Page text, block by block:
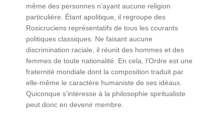
même des personnes n’ayant aucune religion
particulière. Étant apolitique, il regroupe des
Rosicruciens représentatifs de tous les courants
politiques classiques. Ne faisant aucune
discrimination raciale, il réunit des hommes et des
femmes de toute nationalité. En cela, l’Ordre est une
fraternité mondiale dont la composition traduit par
elle-même le caractère humaniste de ses idéaux.
Quiconque s’intéresse à la philosophie spiritualiste
peut donc en devenir membre.